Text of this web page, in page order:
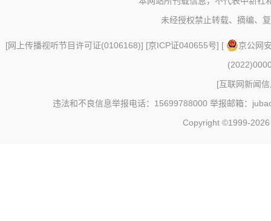
未经授权禁止转载、摘编、
[网上传播视听节目许可证(0106168)] [京ICP证040655号] [
京公网
[互联网新闻
违法和不良信息举报电话：15699788000 举报邮箱：
Copyright ©1999-